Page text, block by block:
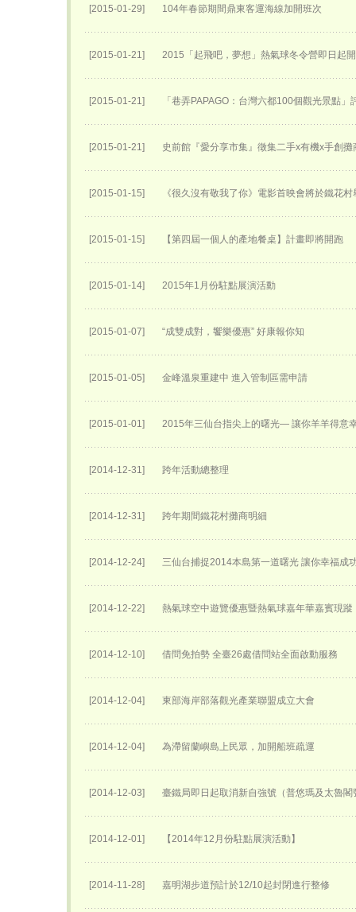
[2015-01-29] 104年春節期間鼎東客運海線加開班次
[2015-01-21] 2015「起飛吧，夢想」熱氣球冬令營即日起
[2015-01-21] 「巷弄PAPAGO：台灣六都100個觀光景點」
[2015-01-21] 史前館『愛分享市集』徵集二手x有機x手創攤
[2015-01-15] 《很久沒有敬我了你》電影首映會將於鐵花村
[2015-01-15] 【第四屆一個人的產地餐桌】計畫即將開跑
[2015-01-14] 2015年1月份駐點展演活動
[2015-01-07] “成雙成對，饗樂優惠” 好康報你知
[2015-01-05] 金峰溫泉重建中 進入管制區需申請
[2015-01-01] 2015年三仙台指尖上的曙光— 讓你羊羊得意
[2014-12-31] 跨年活動總整理
[2014-12-31] 跨年期間鐵花村攤商明細
[2014-12-24] 三仙台捕捉2014本島第一道曙光 讓你幸福成
[2014-12-22] 熱氣球空中遊覽優惠暨熱氣球嘉年華嘉賓現蹤
[2014-12-10] 借問免拍勢 全臺26處借問站全面啟動服務
[2014-12-04] 東部海岸部落觀光產業聯盟成立大會
[2014-12-04] 為滯留蘭嶼島上民眾，加開船班疏運
[2014-12-03] 臺鐵局即日起取消新自強號（普悠瑪及太魯
[2014-12-01] 【2014年12月份駐點展演活動】
[2014-11-28] 嘉明湖步道預計於12/10起封閉進行整修